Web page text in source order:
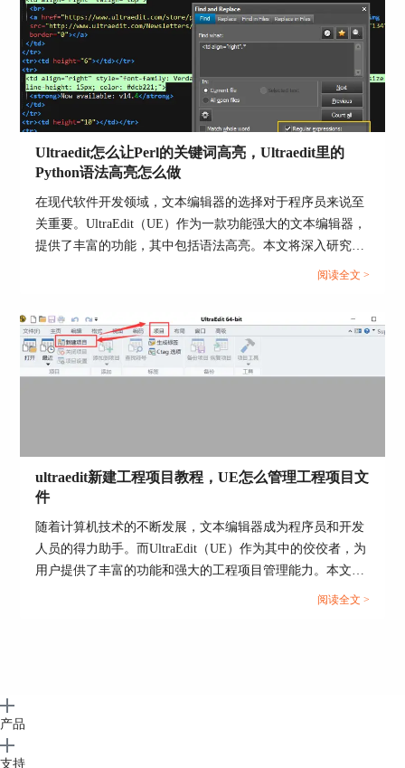
们还将分享一些防止UE编辑器报错的实用技巧，以确保你的
编辑体验始终顺畅无阻。...
Ultraedit怎么让Perl的关键词高亮，Ultraedit里的
Python语法高亮怎么做
在现代软件开发领域，文本编辑器的选择对于程序员来说至
关重要。UltraEdit（UE）作为一款功能强大的文本编辑器，
提供了丰富的功能，其中包括语法高亮。本文将深入研究如
何在UltraEdit中实现Perl关键词的高亮显示，以及如何设置
势。...
阅读全文 >
ultraedit新建工程项目教程，UE怎么管理工程项目文
件
随着计算机技术的不断发展，文本编辑器成为程序员和开发
人员的得力助手。而UltraEdit（UE）作为其中的佼佼者，为
用户提供了丰富的功能和强大的工程项目管理能力。本文将
深入探讨如何在UltraEdit中新建工程项目，以及UE如何高效
阅读全文 >
产品
支持